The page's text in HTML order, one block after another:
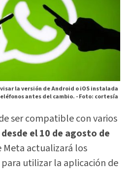
la versión de Android o iOS instalada
antes del cambio. -Foto: cortesía
ser compatible con varios
desde el 10 de agosto de
Meta actualizará los
utilizar la aplicación de